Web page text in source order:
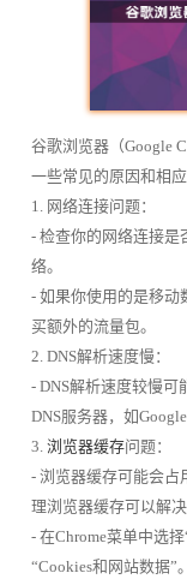
谷歌浏览器（Google
一些常见的原因和相应
1. 网络连接问题：
- 检查你的网络连接是
络。
- 如果你使用的是移动
买额外的流量包。
2. DNS解析速度慢：
- DNS解析速度较慢
DNS服务器，如
3. 浏览器缓存问题：
- 浏览器缓存可能会占
理浏览器缓存可以解决
- 在Chrome菜单中选
“Cookies和网站数据”。